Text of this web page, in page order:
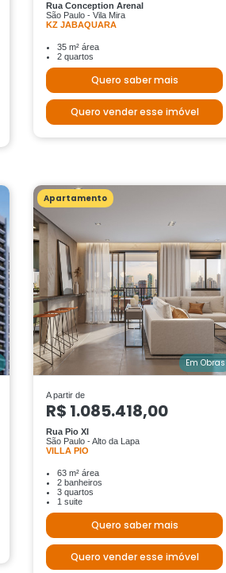
Rua Conception Arenal
São Paulo - Vila Mira
KZ JABAQUARA
35 m² área
2 quartos
Quero saber mais
Quero vender esse imóvel
Apartamento
Em Obras
A partir de
R$ 1.085.418,00
Rua Pio XI
São Paulo - Alto da Lapa
VILLA PIO
63 m² área
2 banheiros
3 quartos
1 suite
Quero saber mais
Quero vender esse imóvel